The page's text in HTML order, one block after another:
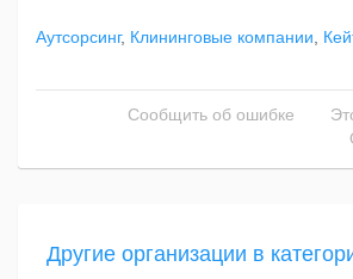
Аутсорсинг, Клининговые компании
Сообщить об ошибке
Другие организации в